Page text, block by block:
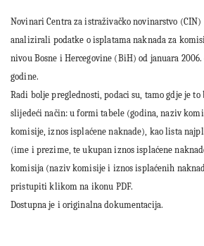
Novinari Centra za istraživačko novinarstvo
analizirali podatke o isplatama naknada za
nivou Bosne i Hercegovine (BiH) od januara 2006.
godine.
Radi bolje preglednosti, podaci su, tamo gdje je
slijedeći način: u formi tabele (godina, naziv
komisije, iznos isplaćene naknade), kao lista
(ime i prezime, te ukupan iznos isplaćene
komisija (naziv komisije i iznos isplaćenih
pristupiti klikom na ikonu PDF.
Dostupna je i originalna dokumentacija.